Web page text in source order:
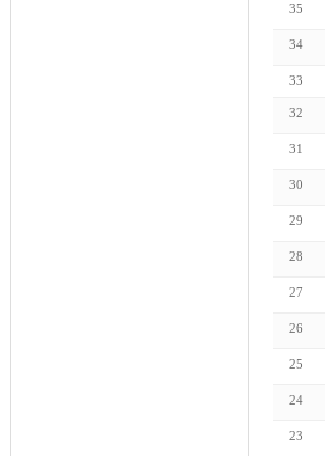
35
34
33
32
31
30
29
28
27
26
25
24
23